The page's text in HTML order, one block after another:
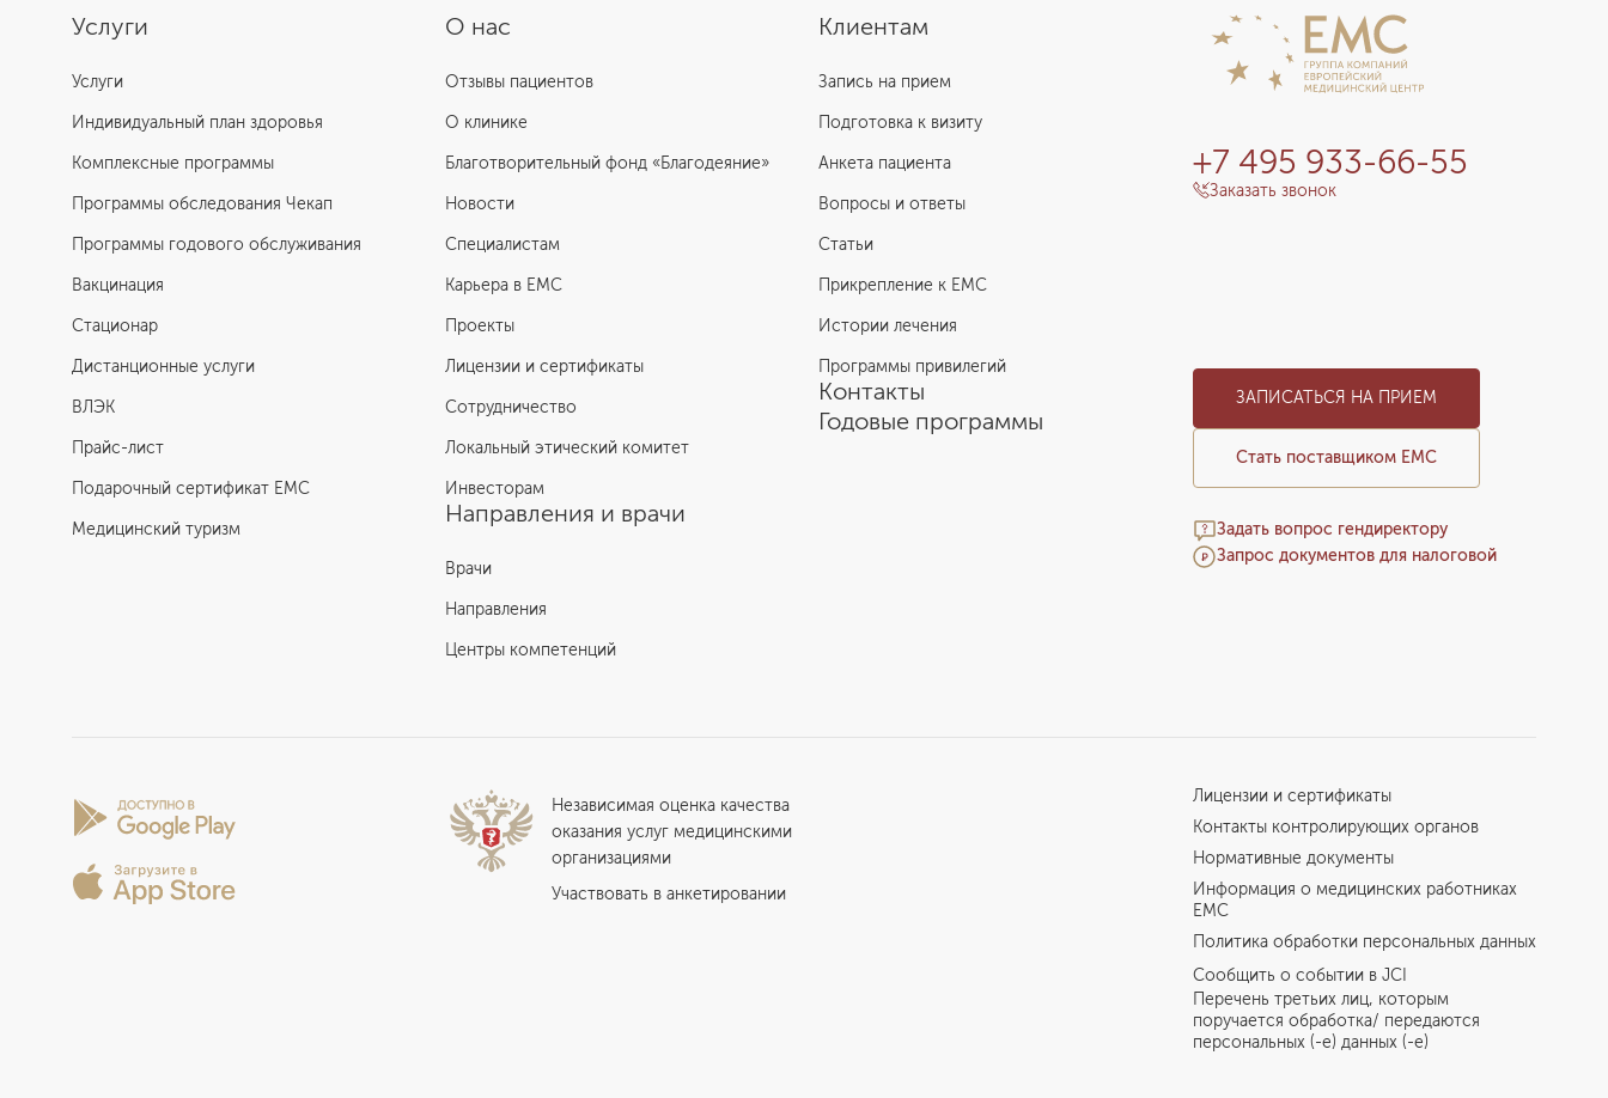
О нас
Отзывы пациентов
О клинике
Благотворительный фонд «Благодеяние»
Новости
Специалистам
Карьера в ЕМС
Проекты
Лицензии и сертификаты
Сотрудничество
Локальный этический комитет
Инвесторам
Направления и врачи
Врачи
Направления
Центры компетенций
Услуги
Услуги
Индивидуальный план здоровья
Комплексные программы
Программы обследования Чекап
Программы годового обслуживания
Вакцинация
Стационар
Дистанционные услуги
ВЛЭК
Прайс-лист
Подарочный сертификат EMC
Медицинский туризм
Клиентам
Запись на прием
Подготовка к визиту
Анкета пациента
Вопросы и ответы
Статьи
Прикрепление к EMC
Истории лечения
Программы привилегий
Контакты
Годовые программы
+7 495 933-66-55
Заказать звонок
ЗАПИСАТЬСЯ НА ПРИЕМ
Стать поставщиком ЕМС
Задать вопрос гендиректору
Запрос документов для налоговой
Независимая оценка качества
оказания услуг медицинскими
организациями
Участвовать в анкетировании
Лицензии и сертификаты
Контакты контролирующих органов
Нормативные документы
Информация о медицинских работниках
EMC
Политика обработки персональных данных
Сообщить о событии в JCI
Перечень третьих лиц, которым
поручается обработка/ передаются
персональных (-е) данных (-е)